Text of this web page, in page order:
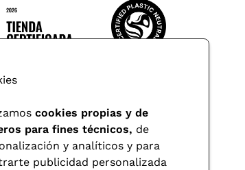
cookies propias y de
para fines técnicos, de
y analíticos y para
publicidad personalizada